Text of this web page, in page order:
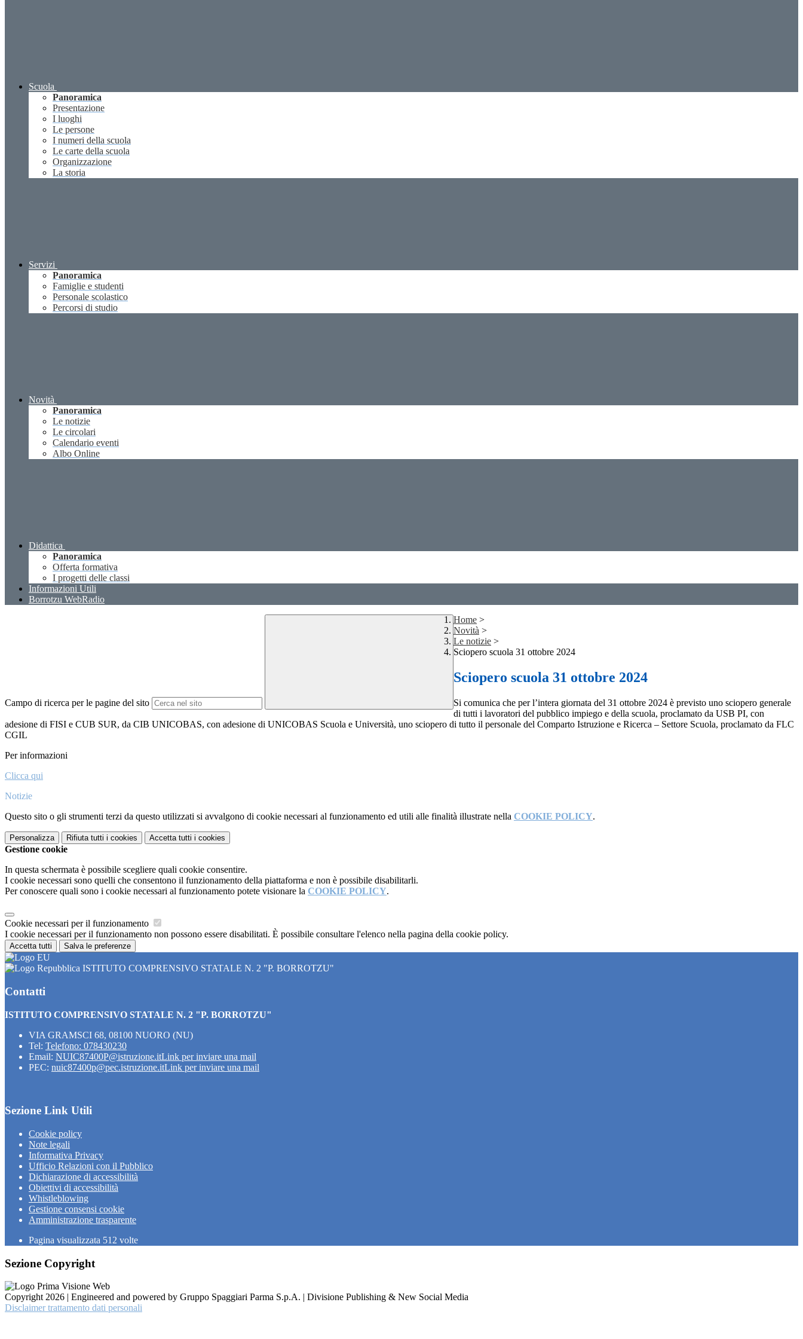
Scuola
Panoramica
Presentazione
I luoghi
Le persone
I numeri della scuola
Le carte della scuola
Organizzazione
La storia
Servizi
Panoramica
Famiglie e studenti
Personale scolastico
Percorsi di studio
Novità
Panoramica
Le notizie
Le circolari
Calendario eventi
Albo Online
Didattica
Panoramica
Offerta formativa
I progetti delle classi
Informazioni Utili
Borrotzu WebRadio
Campo di ricerca per le pagine del sito
Home >
Novità >
Le notizie >
Sciopero scuola 31 ottobre 2024
Sciopero scuola 31 ottobre 2024
Si comunica che per l’intera giornata del 31 ottobre 2024 è previsto uno sciopero generale
di tutti i lavoratori del pubblico impiego e della scuola, proclamato da USB PI, con
adesione di FISI e CUB SUR, da CIB UNICOBAS, con adesione di UNICOBAS Scuola e Università, uno sciopero di tutto il personale del Comparto Istruzione e Ricerca – Settore Scuola, proclamato da FLC
CGIL
Per informazioni
Clicca qui
Notizie
Questo sito o gli strumenti terzi da questo utilizzati si avvalgono di cookie necessari al funzionamento ed utili alle finalità illustrate nella COOKIE POLICY.
Personalizza Rifiuta tutti i cookies Accetta tutti i cookies
Gestione cookie
In questa schermata è possibile scegliere quali cookie consentire.
I cookie necessari sono quelli che consentono il funzionamento della piattaforma e non è possibile disabilitarli.
Per conoscere quali sono i cookie necessari al funzionamento potete visionare la COOKIE POLICY.
Cookie necessari per il funzionamento
I cookie necessari per il funzionamento non possono essere disabilitati. È possibile consultare l'elenco nella pagina della cookie policy.
Accetta tutti Salva le preferenze
ISTITUTO COMPRENSIVO STATALE N. 2 "P. BORROTZU"
Contatti
ISTITUTO COMPRENSIVO STATALE N. 2 "P. BORROTZU"
VIA GRAMSCI 68, 08100 NUORO (NU)
Tel: Telefono: 078430230
Email: NUIC87400P@istruzione.itLink per inviare una mail
PEC: nuic87400p@pec.istruzione.itLink per inviare una mail
Sezione Link Utili
Cookie policy
Note legali
Informativa Privacy
Ufficio Relazioni con il Pubblico
Dichiarazione di accessibilità
Obiettivi di accessibilità
Whistleblowing
Gestione consensi cookie
Amministrazione trasparente
Pagina visualizzata 512 volte
Sezione Copyright
Copyright 2026 | Engineered and powered by Gruppo Spaggiari Parma S.p.A. | Divisione Publishing & New Social Media
Disclaimer trattamento dati personali